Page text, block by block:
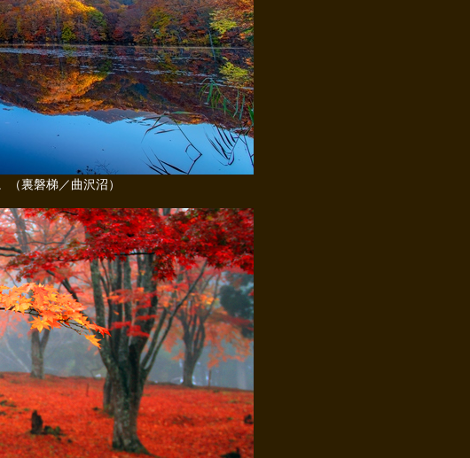
裏磐梯／曲沢沼）